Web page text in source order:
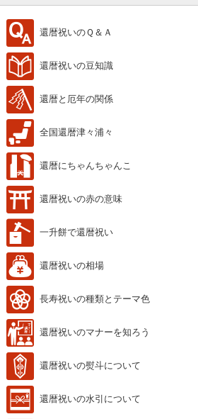
還暦祝いのＱ＆Ａ
還暦祝いの豆知識
還暦と厄年の関係
全国還暦津々浦々
還暦にちゃんちゃんこ
還暦祝いの赤の意味
一升餅で還暦祝い
還暦祝いの相場
長寿祝いの種類とテーマ色
還暦祝いのマナーを知ろう
還暦祝いの熨斗について
還暦祝いの水引について